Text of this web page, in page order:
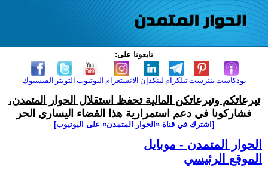
تابعونا على:
الفيسبوك التويتر اليوتيوب الانستغرام لينكدإن تيلكرامبنترست بودكاست
تبرعاتكم وتبرعاتكن المالية تحفظ استقلال الحوار المتمدن،
فشاركونا في دعم استمرارية هذا الفضاء اليساري الحر
[اشترك في قناة ‫«الحوار المتمدن» على اليوتيوب]
الحوار المتمدن - موبايل
الموقع الرئيسي